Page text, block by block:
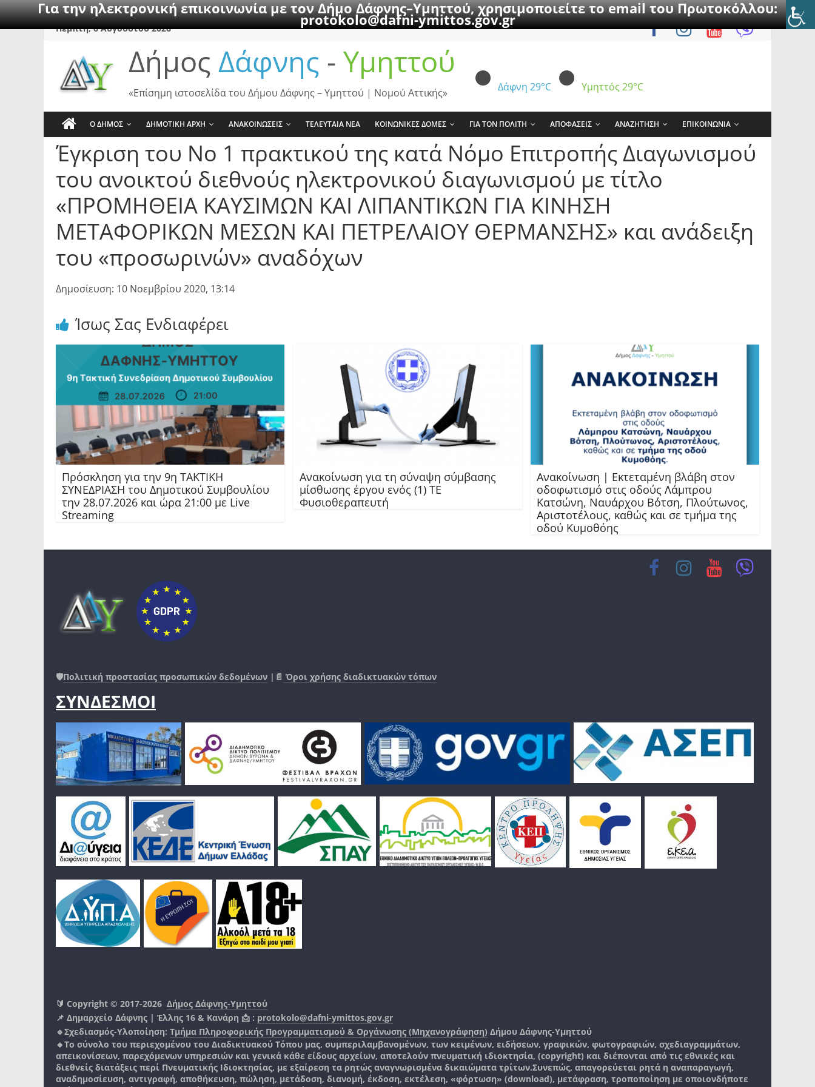
Για την ηλεκτρονική επικοινωνία με τον Δήμο Δάφνης–Υμηττού, χρησιμοποιείτε το email του Πρωτοκόλλου:
protokolo@dafni-ymittos.gov.gr
SkipΠέμπτη, 6 Αυγούστου 2026
Δήμος Δάφνης - Υμηττού
Δάφνη 29°C Υμηττός 29°C
«Επίσημη ιστοσελίδα του Δήμου Δάφνης – Υμηττού | Νομού Αττικής»
Ο ΔΗΜΟΣ ΔΗΜΟΤΙΚΗ ΑΡΧΗ ΑΝΑΚΟΙΝΩΣΕΙΣ ΤΕΛΕΥΤΑΙΑ ΝΕΑ ΚΟΙΝΩΝΙΚΕΣ ΔΟΜΕΣ ΓΙΑ ΤΟΝ ΠΟΛΙΤΗ ΑΠΟΦΑΣΕΙΣ ΑΝΑΖΗΤΗΣΗ ΕΠΙΚΟΙΝΩΝΙΑ
Έγκριση του Νο 1 πρακτικού της κατά Νόμο Επιτροπής Διαγωνισμού
του ανοικτού διεθνούς ηλεκτρονικού διαγωνισμού με τίτλο
«ΠΡΟΜΗΘΕΙΑ ΚΑΥΣΙΜΩΝ ΚΑΙ ΛΙΠΑΝΤΙΚΩΝ ΓΙΑ ΚΙΝΗΣΗ
ΜΕΤΑΦΟΡΙΚΩΝ ΜΕΣΩΝ ΚΑΙ ΠΕΤΡΕΛΑΙΟΥ ΘΕΡΜΑΝΣΗΣ» και ανάδειξη
του «προσωρινών» αναδόχων
Δημοσίευση: 10 Νοεμβρίου 2020, 13:14
Ίσως Σας Ενδιαφέρει
Πρόσκληση για την 9η ΤΑΚΤΙΚΗ
ΣΥΝΕΔΡΙΑΣΗ του Δημοτικού Συμβουλίου
την 28.07.2026 και ώρα 21:00 με Live
Streaming
Ανακοίνωση για τη σύναψη σύμβασης
μίσθωσης έργου ενός (1) ΤΕ
Φυσιοθεραπευτή
Ανακοίνωση | Εκτεταμένη βλάβη στον
οδοφωτισμό στις οδούς Λάμπρου
Κατσώνη, Ναυάρχου Βότση, Πλούτωνος,
Αριστοτέλους, καθώς και σε τμήμα της
οδού Κυμοθόης
🛡️Πολιτική προστασίας προσωπικών δεδομένων |📄 Όροι χρήσης διαδικτυακών τόπων
ΣΥΝΔΕΣΜΟΙ
🔰 Copyright © 2017-2026 Δήμος Δάφνης-Υμηττού
📌 Δημαρχείο Δάφνης | Έλλης 16 & Κανάρη 📩 : protokolo@dafni-ymittos.gov.gr
🔹Σχεδιασμός-Υλοποίηση: Τμήμα Πληροφορικής Προγραμματισμού & Οργάνωσης (Μηχανογράφηση) Δήμου Δάφνης-Υμηττού
🔸Το σύνολο του περιεχομένου του Διαδικτυακού Τόπου μας, συμπεριλαμβανομένων, των κειμένων, ειδήσεων, γραφικών, φωτογραφιών, σχεδιαγραμμάτων,
απεικονίσεων, παρεχόμενων υπηρεσιών και γενικά κάθε είδους αρχείων, αποτελούν πνευματική ιδιοκτησία, (copyright) και διέπονται από τις εθνικές και
διεθνείς διατάξεις περί Πνευματικής Ιδιοκτησίας, με εξαίρεση τα ρητώς αναγνωρισμένα δικαιώματα τρίτων.Συνεπώς, απαγορεύεται ρητά η αναπαραγωγή,
αναδημοσίευση, αντιγραφή, αποθήκευση, πώληση, μετάδοση, διανομή, έκδοση, εκτέλεση, «φόρτωση» (download), μετάφραση, τροποποίηση με οποιονδήποτε